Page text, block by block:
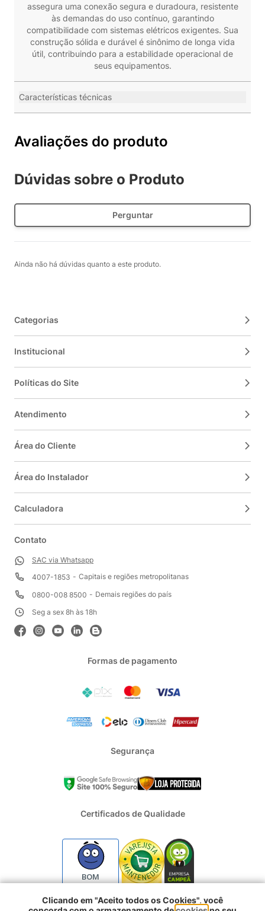
assegura uma conexão segura e duradoura, resistente
às demandas do uso contínuo, garantindo
compatibilidade com sistemas elétricos exigentes. Sua
construção sólida e durável é sinônimo de longa vida
útil, contribuindo para a estabilidade operacional de
seus equipamentos.
Características técnicas
Avaliações do produto
Dúvidas sobre o Produto
Perguntar
Ainda não há dúvidas quanto a este produto.
Categorias
Institucional
Políticas do Site
Atendimento
Área do Cliente
Área do Instalador
Calculadora
Contato
SAC via Whatsapp
4007-1853
Capitais e regiões metropolitanas
0800-008 8500
Demais regiões do país
Seg a sex 8h às 18h
Formas de pagamento
Segurança
Certificados de Qualidade
BOM
Clicando em "Aceito todos os Cookies", você